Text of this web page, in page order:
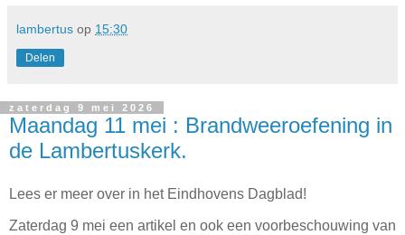
lambertus op 15:30
Delen
zaterdag 9 mei 2026
Maandag 11 mei : Brandweeroefening in
de Lambertuskerk.
Lees er meer over in het Eindhovens Dagblad!
Zaterdag 9 mei een artikel en ook een voorbeschouwing van